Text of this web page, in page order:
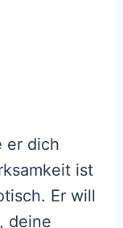
er dich
ist
Er will
deine